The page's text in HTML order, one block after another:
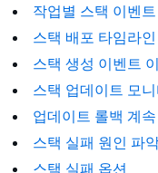
작업별 스택 이벤
스택 배포 타임라
스택 생성 이벤트
스택 업데이트 모
업데이트 롤백 계속
스택 실패 원인 파
스택 실패 옵션